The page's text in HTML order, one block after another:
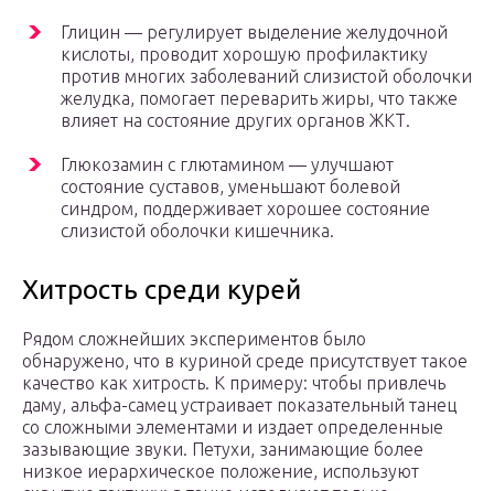
Глицин — регулирует выделение желудочной
кислоты, проводит хорошую профилактику
против многих заболеваний слизистой оболочки
желудка, помогает переварить жиры, что также
влияет на состояние других органов ЖКТ.
Глюкозамин с глютамином — улучшают
состояние суставов, уменьшают болевой
синдром, поддерживает хорошее состояние
слизистой оболочки кишечника.
Хитрость среди курей
Рядом сложнейших экспериментов было
обнаружено, что в куриной среде присутствует такое
качество как хитрость. К примеру: чтобы привлечь
даму, альфа-самец устраивает показательный танец
со сложными элементами и издает определенные
зазывающие звуки. Петухи, занимающие более
низкое иерархическое положение, используют